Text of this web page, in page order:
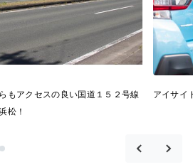
もアクセスの良い国道１５２号線
松！
アイサイ